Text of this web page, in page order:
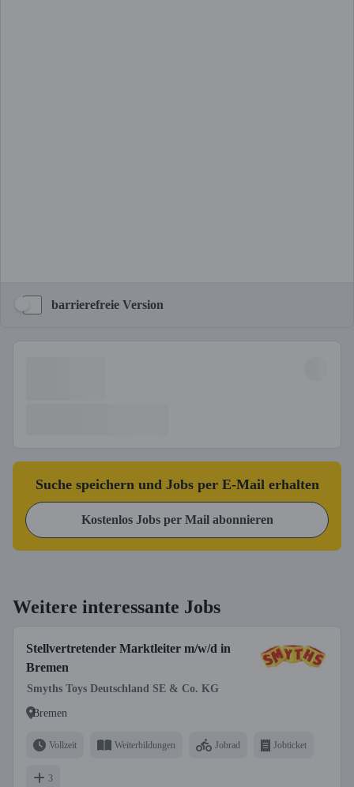
barrierefreie Version
Suche speichern und Jobs per E-Mail erhalten
Kostenlos Jobs per Mail abonnieren
Weitere interessante Jobs
Stellvertretender Marktleiter m/w/d in
Bremen
Smyths Toys Deutschland SE & Co. KG
Bremen
Vollzeit Weiterbildungen Jobrad Jobticket
3